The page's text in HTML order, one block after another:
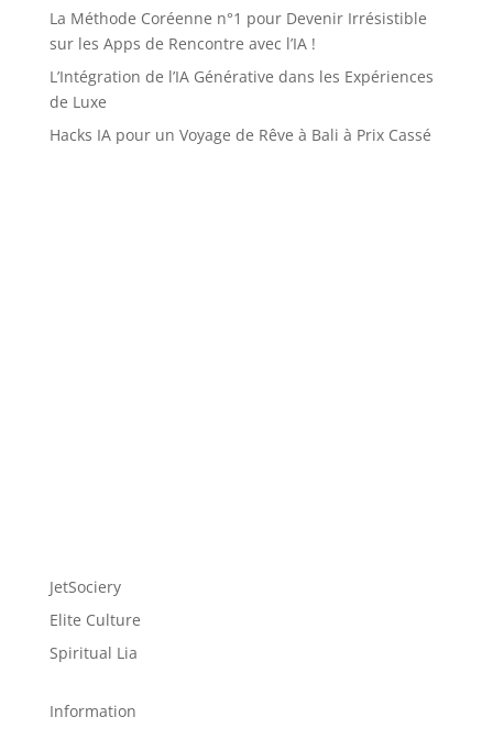
La Méthode Coréenne n°1 pour Devenir Irrésistible
sur les Apps de Rencontre avec l’IA !
L’Intégration de l’IA Générative dans les Expériences
de Luxe
Hacks IA pour un Voyage de Rêve à Bali à Prix Cassé
JetSociery
Elite Culture
Spiritual Lia
Information